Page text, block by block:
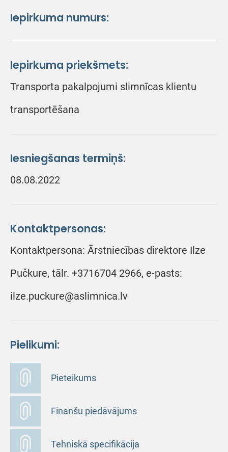
Iepirkuma numurs:
Iepirkuma priekšmets:
Transporta pakalpojumi slimnīcas klientu
transportēšana
Iesniegšanas termiņš:
08.08.2022
Kontaktpersonas:
Kontaktpersona: Ārstniecības direktore Ilze
Pučkure, tālr. +3716704 2966, e-pasts:
ilze.puckure@aslimnica.lv
Pielikumi:
Pieteikums
Finanšu piedāvājums
Tehniskā specifikācija